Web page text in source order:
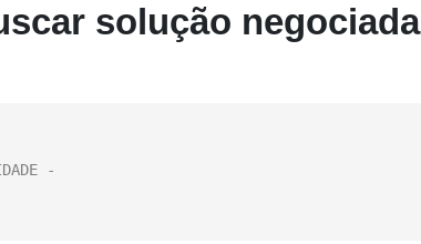
solução negociada